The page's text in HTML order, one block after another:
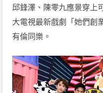
邱鋒澤、陳零九應景穿上
大電視最新戲劇「她們創
有倫同樂。